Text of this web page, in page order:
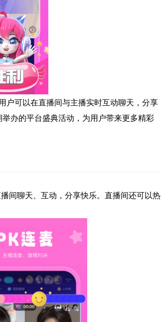
可以在直播间与主播实时互动聊天，分享
办的平台盛典活动，为用户带来更多精彩
聊天、互动，分享快乐。直播间还可以热